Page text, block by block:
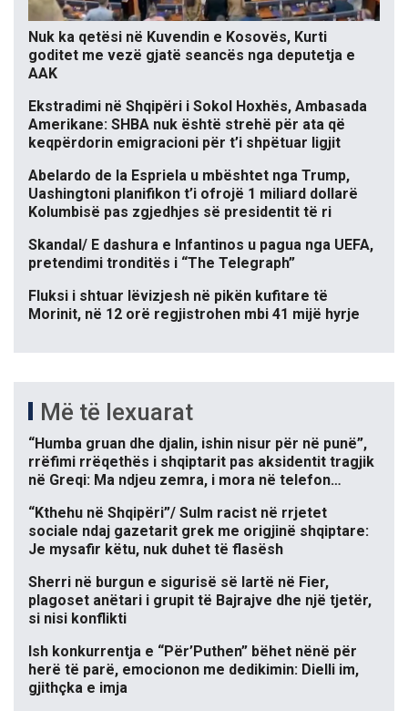
Nuk ka qetësi në Kuvendin e Kosovës, Kurti
goditet me vezë gjatë seancës nga deputetja e
AAK
Ekstradimi në Shqipëri i Sokol Hoxhës, Ambasada
Amerikane: SHBA nuk është strehë për ata që
keqpërdorin emigracioni për t’i shpëtuar ligjit
Abelardo de la Espriela u mbështet nga Trump,
Uashingtoni planifikon t’i ofrojë 1 miliard dollarë
Kolumbisë pas zgjedhjes së presidentit të ri
Skandal/ E dashura e Infantinos u pagua nga UEFA,
pretendimi tronditës i “The Telegraph”
Fluksi i shtuar lëvizjesh në pikën kufitare të
Morinit, në 12 orë regjistrohen mbi 41 mijë hyrje
Më të lexuarat
“Humba gruan dhe djalin, ishin nisur për në punë”,
rrëfimi rrëqethës i shqiptarit pas aksidentit tragjik
në Greqi: Ma ndjeu zemra, i mora në telefon…
“Kthehu në Shqipëri”/ Sulm racist në rrjetet
sociale ndaj gazetarit grek me origjinë shqiptare:
Je mysafir këtu, nuk duhet të flasësh
Sherri në burgun e sigurisë së lartë në Fier,
plagoset anëtari i grupit të Bajrajve dhe një tjetër,
si nisi konflikti
Ish konkurrentja e “Për’Puthen” bëhet nënë për
herë të parë, emocionon me dedikimin: Dielli im,
gjithçka e imja